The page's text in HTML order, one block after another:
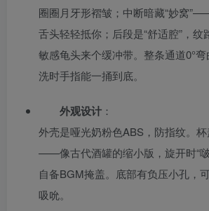
圈圈月牙形褶皱；中断暗藏“妙窝
舌头轻轻抵你；后段是“舒适腔”，纹
敏感龟头来个缓冲带。整条通道0°
洗时手指能一捅到底。
外观设计 ：
外壳是哑光奶粉色ABS，防指纹。杯
——像古代酒罐的缩小版，旋开时“
自备BGM掩盖。底部有负压小孔，
吸吮。